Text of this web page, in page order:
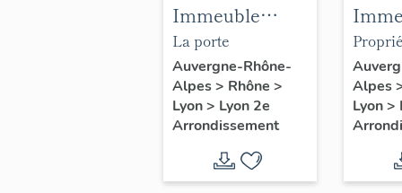
Immeuble
(parcelle AE 61)
La porte
Auvergne-Rhône-
Alpes> Rhône >
Lyon> Lyon 2e
Arrondissement
Alpes
Lyon>